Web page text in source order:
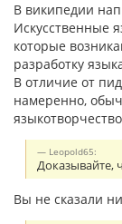
В википедии
Искусственные
которые
разработку
В отличие от
намеренно,
Leopold65:
Доказывайте,
Вы не сказали